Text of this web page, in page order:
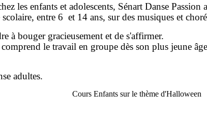
les enfants et adolescents, Sénart Danse
entre 6 et 14 ans, sur des musiques et
à bouger gracieusement et de s'affirmer.
le travail en groupe dès son plus jeune
adultes.
Cours Enfants sur le thème d'Halloween